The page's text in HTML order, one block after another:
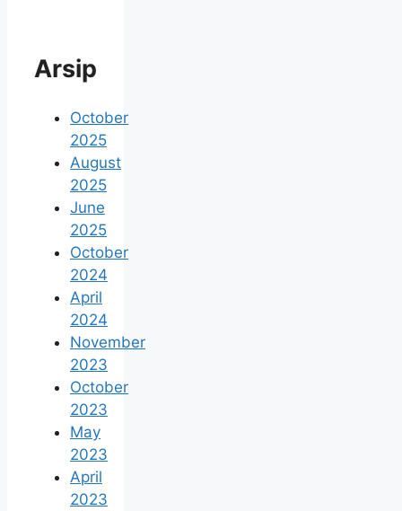
Arsip
October
2025
August
2025
June
2025
October
2024
April
2024
November
2023
October
2023
May
2023
April
2023